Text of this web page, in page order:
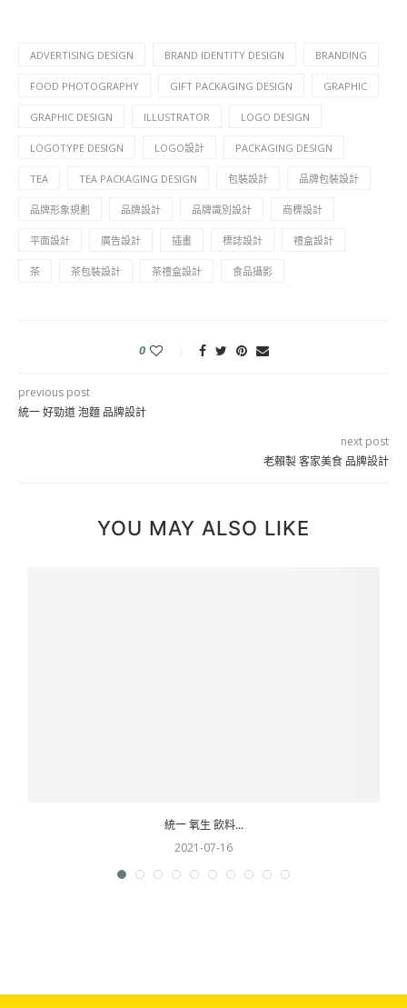
ADVERTISING DESIGN BRAND IDENTITY DESIGN BRANDING
FOOD PHOTOGRAPHY GIFT PACKAGING DESIGN GRAPHIC
GRAPHIC DESIGN ILLUSTRATOR LOGO DESIGN
LOGOTYPE DESIGN LOGO設計 PACKAGING DESIGN
TEA TEA PACKAGING DESIGN 包裝設計 品牌包裝設計
品牌形象規劃 品牌設計 品牌識別設計 商標設計
平面設計 廣告設計 插畫 標誌設計 禮盒設計
茶 茶包裝設計 茶禮盒設計 食品攝影
0
previous post
統一 好勁道 泡麵 品牌設計
next post
老賴製 客家美食 品牌設計
YOU MAY ALSO LIKE
統一 氧生 飲料...
2021-07-16